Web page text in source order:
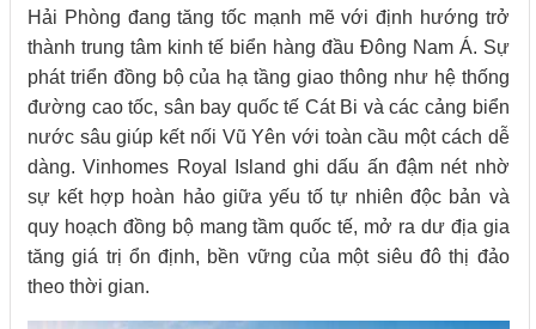
Hải Phòng đang tăng tốc mạnh mẽ với định hướng trở
thành trung tâm kinh tế biển hàng đầu Đông Nam Á. Sự
phát triển đồng bộ của hạ tầng giao thông như hệ thống
đường cao tốc, sân bay quốc tế Cát Bi và các cảng biển
nước sâu giúp kết nối Vũ Yên với toàn cầu một cách dễ
dàng. Vinhomes Royal Island ghi dấu ấn đậm nét nhờ
sự kết hợp hoàn hảo giữa yếu tố tự nhiên độc bản và
quy hoạch đồng bộ mang tầm quốc tế, mở ra dư địa gia
tăng giá trị ổn định, bền vững của một siêu đô thị đảo
theo thời gian.